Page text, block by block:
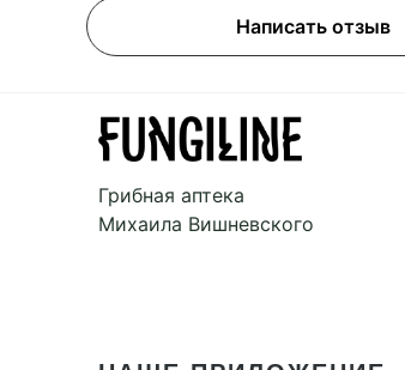
Написать отзыв
Грибная аптека
Михаила Вишневского